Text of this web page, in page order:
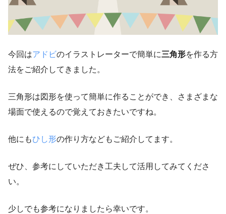
今回はアドビのイラストレーターで簡単に三角形を作る方
法をご紹介してきました。
三角形は図形を使って簡単に作ることができ、さまざまな
場面で使えるので覚えておきたいですね。
他にもひし形の作り方などもご紹介してます。
ぜひ、参考にしていただき工夫して活用してみてくださ
い。
少しでも参考になりましたら幸いです。